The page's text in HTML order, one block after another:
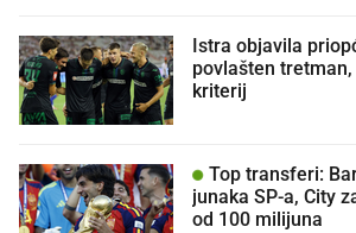
Istra objavila
povlašten
kriterij
Top transferi:
junaka SP-a, City
od 100 milijuna